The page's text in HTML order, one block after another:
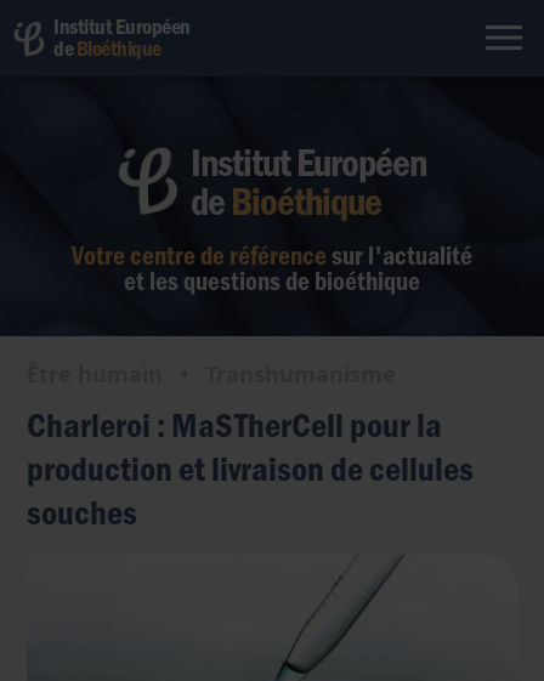
Institut Européen
deBioéthique
Votre centre de référence sur l'actualité
et les questions de bioéthique
Institut Européen
deBioéthique
Charleroi : MaSTherCell pour la
production et livraison de cellules
souches